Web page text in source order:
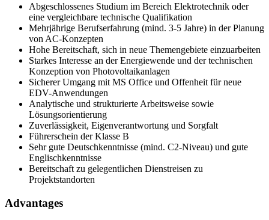
Abgeschlossenes Studium im Bereich Elektrotechnik oder
eine vergleichbare technische Qualifikation
Mehrjährige Berufserfahrung (mind. 3-5 Jahre) in der Planung
von AC-Konzepten
Hohe Bereitschaft, sich in neue Themengebiete einzuarbeiten
Starkes Interesse an der Energiewende und der technischen
Konzeption von Photovoltaikanlagen
Sicherer Umgang mit MS Office und Offenheit für neue
EDV-Anwendungen
Analytische und strukturierte Arbeitsweise sowie
Lösungsorientierung
Zuverlässigkeit, Eigenverantwortung und Sorgfalt
Führerschein der Klasse B
Sehr gute Deutschkenntnisse (mind. C2-Niveau) und gute
Englischkenntnisse
Bereitschaft zu gelegentlichen Dienstreisen zu
Projektstandorten
Advantages